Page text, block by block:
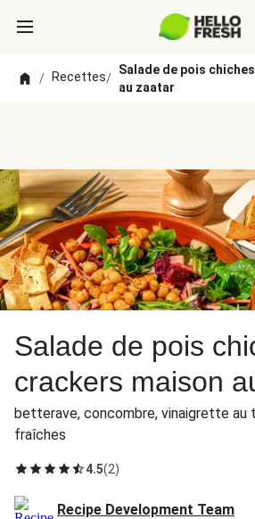
/ Recettes/
Salade de pois
au zaatar
Salade de pois
crackers maison
betterave, concombre, vinaigrette au
fraîches
4.5(2)
Recipe Development Team